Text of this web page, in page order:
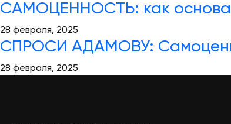
САМОЦЕННОСТЬ: как основа
28 февраля, 2025
СПРОСИ АДАМОВУ:
28 февраля, 2025